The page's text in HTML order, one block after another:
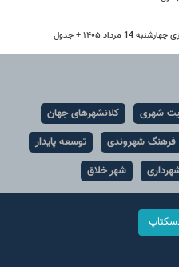
۱۴۰۵ + جدول
شهری
کلانشهرهای جهان
فرهنگ شهروندی
توسعه پایدار
شهر خلاق